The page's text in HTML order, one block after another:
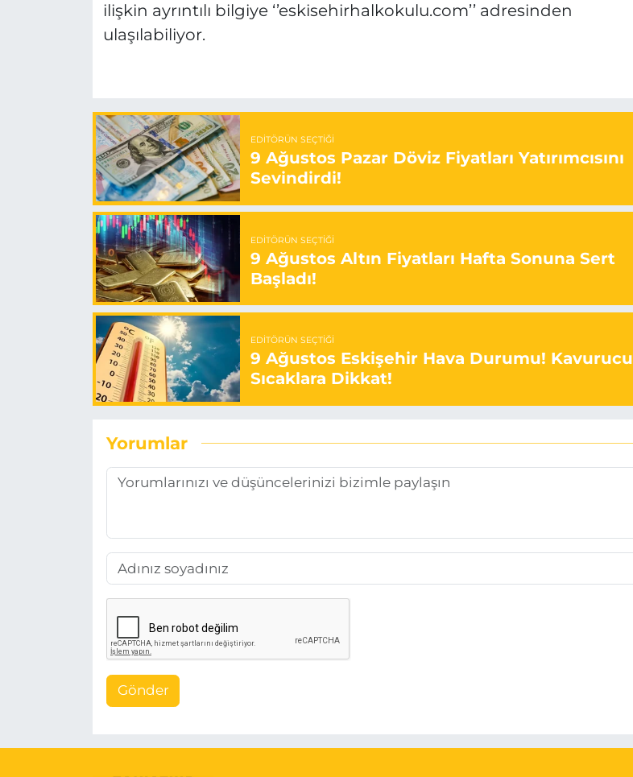
ilişkin ayrıntılı bilgiye ‘’eskisehirhalkokulu.com’’ adresinden
ulaşılabiliyor.
EDITÖRÜN SEÇTIĞI
9 Ağustos Pazar Döviz Fiyatları Yatırımcısını
Sevindirdi!
EDITÖRÜN SEÇTIĞI
9 Ağustos Altın Fiyatları Hafta Sonuna Sert
Başladı!
EDITÖRÜN SEÇTIĞI
9 Ağustos Eskişehir Hava Durumu! Kavurucu
Sıcaklara Dikkat!
Yorumlar
Gönder